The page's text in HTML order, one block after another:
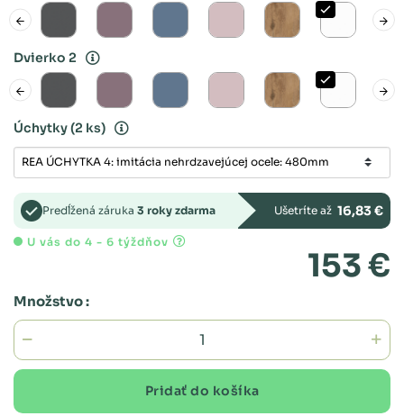
Dvierko 2
Úchytky(2 ks)
Predĺžená záruka 3 roky zdarma Ušetríte až 16,83 €
U vás do 4 - 6 týždňov
153 €
Množstvo :
Pridať do košíka